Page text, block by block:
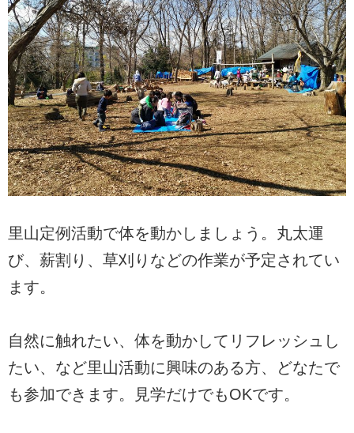
里山定例活動で体を動かしましょう。丸太運
び、薪割り、草刈りなどの作業が予定されてい
ます。
自然に触れたい、体を動かしてリフレッシュし
たい、など里山活動に興味のある方、どなたで
も参加できます。見学だけでもOKです。